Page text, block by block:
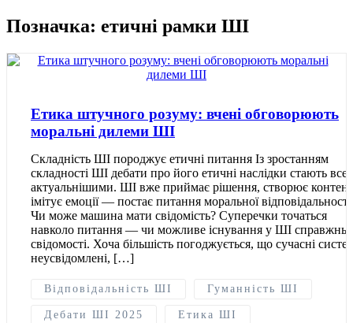
Позначка: етичні рамки ШІ
Етика штучного розуму: вчені обговорюють
моральні дилеми ШІ
Складність ШІ породжує етичні питання Із зростанням
складності ШІ дебати про його етичні наслідки стають все
актуальнішими. ШІ вже приймає рішення, створює контент
імітує емоції — постає питання моральної
Чи може машина мати свідомість? Суперечки точаться
навколо питання — чи можливе існування у ШІ
свідомості. Хоча більшість погоджується, що сучасні
неусвідомлені, […]
Відповідальність ШІ Гуманність ШІ
Дебати ШІ 2025 Етика ШІ